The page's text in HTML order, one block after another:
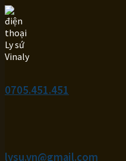
0705.451.451
lysu.vn@gmail.com